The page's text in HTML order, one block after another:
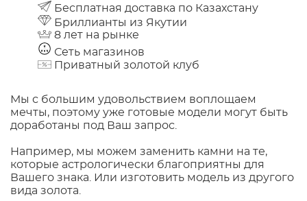
Бесплатная доставка по Казахстану
Бриллианты из Якутии
8 лет на рынке
Сеть магазинов
Приватный золотой клуб
Мы с большим удовольствием воплощаем
мечты, поэтому уже готовые модели могут быть
доработаны под Ваш запрос.
Например, мы можем заменить камни на те,
которые астрологически благоприятны для
Вашего знака. Или изготовить модель из другого
вида золота.